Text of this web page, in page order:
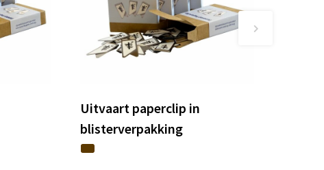
Uitvaart paperclip in
blisterverpakking